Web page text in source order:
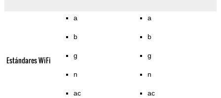
Estándares WiFi
a
b
g
n
ac
a
b
g
n
ac